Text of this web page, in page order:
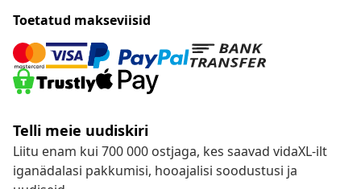
Toetatud makseviisid
Telli meie uudiskiri
Liitu enam kui 700 000 ostjaga, kes saavad vidaXL-ilt
iganädalasi pakkumisi, hooajalisi soodustusi ja